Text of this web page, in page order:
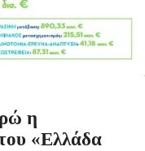
η
«Ελλάδα